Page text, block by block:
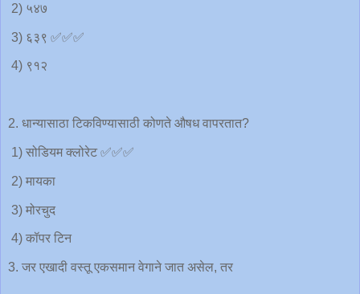
2) ५४७
3) ६३९ ✅✅✅
4) ९१२
2. धान्यासाठा टिकविण्यासाठी कोणते औषध वापरतात?
1) सोडियम क्लोरेट ✅✅✅
2) मायका
3) मोरचुद
4) कॉपर टिन
3. जर एखादी वस्तू एकसमान वेगाने जात असेल, तर